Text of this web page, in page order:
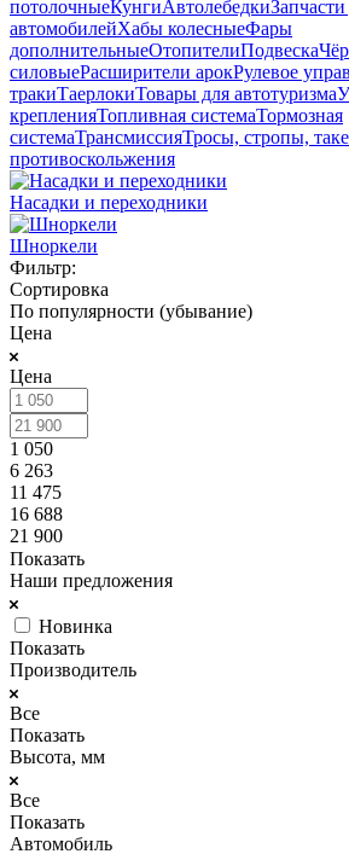
потолочныеКунгиАвтолебедкиЗапчасти
автомобилейХабы колесныеФары
дополнительныеОтопителиПодвеска
силовыеРасширители арокРулевое
тракиТаерлокиТовары для автотуризма
крепленияТопливная системаТормозная
системаТрансмиссияТросы, стропы,
противоскольжения
Насадки и переходники
Шноркели
Фильтр:
Сортировка
По популярности (убывание)
Цена
Цена
1 050
6 263
11 475
16 688
21 900
Показать
Наши предложения
Новинка
Показать
Производитель
Все
Показать
Высота, мм
Все
Показать
Автомобиль